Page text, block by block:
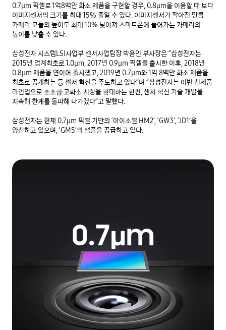
0.7μm 픽셀로 1억8백만 화소 제품을 구현할 경우, 0.8μm을 이용할 때 보다
이미지센서의 크기를 최대 15% 줄일 수 있다. 이미지센서가 작아진 만큼
카메라 모듈의 높이도 최대 10% 낮아져 스마트폰에 들어가는 카메라의
높이를 낮출 수 있다.
삼성전자 시스템LSI사업부 센서사업팀장 박용인 부사장은 “삼성전자는
2015년 업계최초로 1.0μm, 2017년 0.9μm 픽셀을 출시한 이후, 2018년
0.8μm 제품을 연이어 출시했고, 2019년 0.7μm와 1억 8백만 화소 제품을
최초로 공개하는 등 센서 혁신을 주도하고 있다”며 “삼성전자는 이번 신제품
라인업으로 초소형·고화소 시장을 확대하는 한편, 센서 혁신 기술 개발을
지속해 한계를 돌파해 나가겠다”고 말했다.
삼성전자는 현재 0.7μm 픽셀 기반의 ‘아이소셀 HM2’, ‘GW3’, ‘JD1’을
양산하고 있으며, ‘GM5’의 샘플을 공급하고 있다.